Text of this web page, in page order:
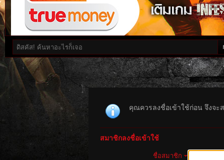
คุณควรลงชื่อเข้าใช้ก่อน จึงจะ
สมาชิกลงชื่อเข้าใช้
ชื่อสมาชิก